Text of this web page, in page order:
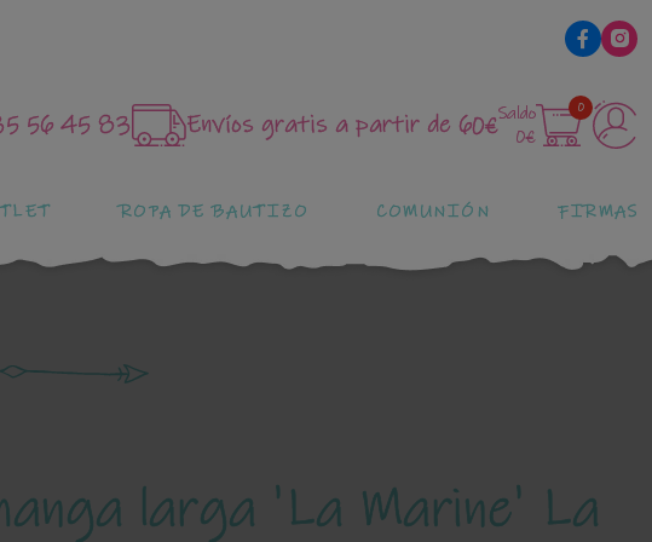
56 45 83 Envíos gratis a partir de 60€Saldo
0€
0
ROPA DE BAUTIZO COMUNIÓN FIRMAS
larga 'La Marine' La